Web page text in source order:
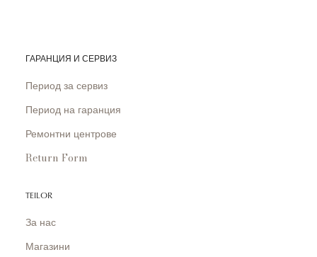
ГАРАНЦИЯ И СЕРВИЗ
Период за сервиз
Период на гаранция
Ремонтни центрове
Return Form
TEILOR
За нас
Магазини